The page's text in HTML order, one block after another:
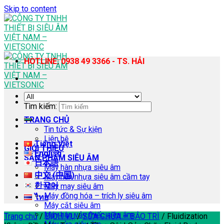
Skip to content
TRANG CHỦ
Tin tức & Sự kiện
Liên hệ
GIỚI THIỆU
SẢN PHẨM SIÊU ÂM
Máy hàn nhựa siêu âm
Máy hàn nhựa siêu âm cầm tay
Máy may siêu âm
Máy đồng hóa – trích ly siêu âm
Máy cắt siêu âm
Máy hàn vảy thiếc siêu âm
HOTLINE: 0938 49 3366 - TS. HẢI
Tìm kiếm:
Tiếng Việt
English
日本語
中文 (中国)
한국어
ไทย
Trang chủ / DỊCH VỤ / SỬA CHỮA – BẢO TRÌ / Fluidization